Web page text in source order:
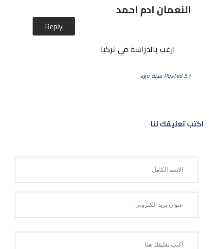
النعمان ادم احمد
Posted 57 سنة ago
ارغب بالدراسة في تركيا
Reply
اكتب تعليقك لنا